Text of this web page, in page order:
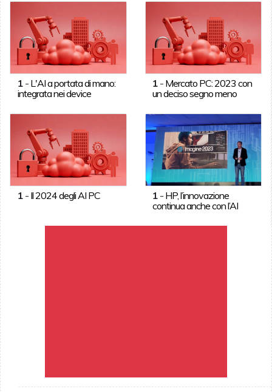
1- L'AI a portata di mano:
integrata nei device
1 - Mercato PC: 2023 con
un deciso segno meno
1- Il 2024 degli AI PC 1 - HP, l’innovazione
continua anche con l’AI